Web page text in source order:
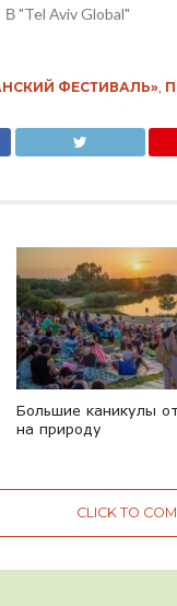
В "Tel Aviv Global"
ФЕСТИВАЛЬ»,
Большие каникулы
на природу
CLICK TO